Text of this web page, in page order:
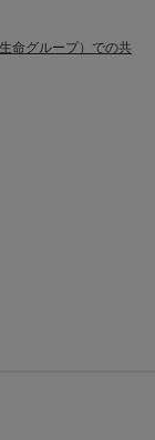
命グループ）での共